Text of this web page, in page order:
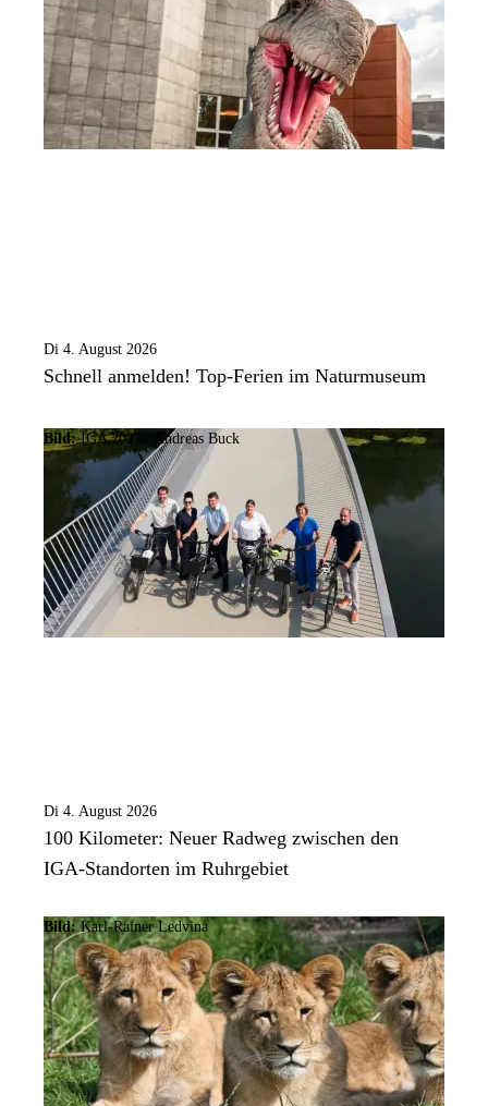
Di 4. August 2026
Schnell anmelden! Top-Ferien im Naturmuseum
Bild: IGA 2027 / Andreas Buck
Di 4. August 2026
100 Kilometer: Neuer Radweg zwischen den
IGA-Standorten im Ruhrgebiet
Bild: Karl-Rainer Ledvina